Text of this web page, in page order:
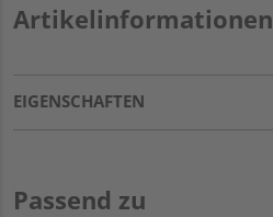
Artikelinformationen
EIGENSCHAFTEN
Passend zu